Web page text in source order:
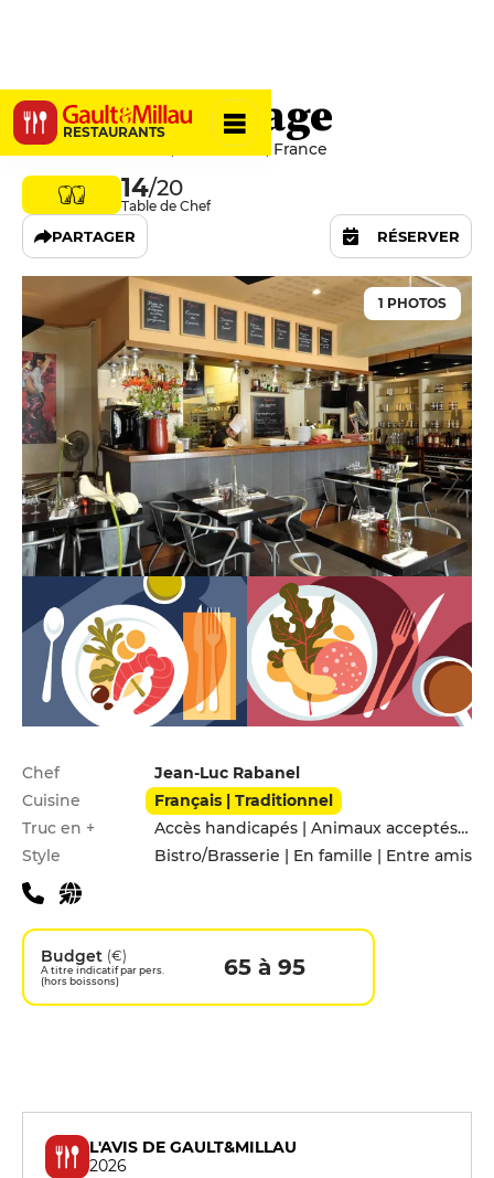
RESTAURANTS
Le Greeniotage
19 Rue des Carmes, 13200 Arles, France
14/20
Table de Chef
PARTAGER RÉSERVER
1 PHOTOS
Infos pratiques
Chef
Jean-Luc Rabanel
Cuisine
Français | Traditionnel
Truc en +
Accès handicapés | Animaux acceptés | Hébergement | Leçons de cuisine | Menu enfants
Style
Bistro/Brasserie | En famille | Entre amis
Budget (€)
A titre indicatif par pers.
(hors boissons)
65 à 95
L'AVIS DE GAULT&MILLAU
2026